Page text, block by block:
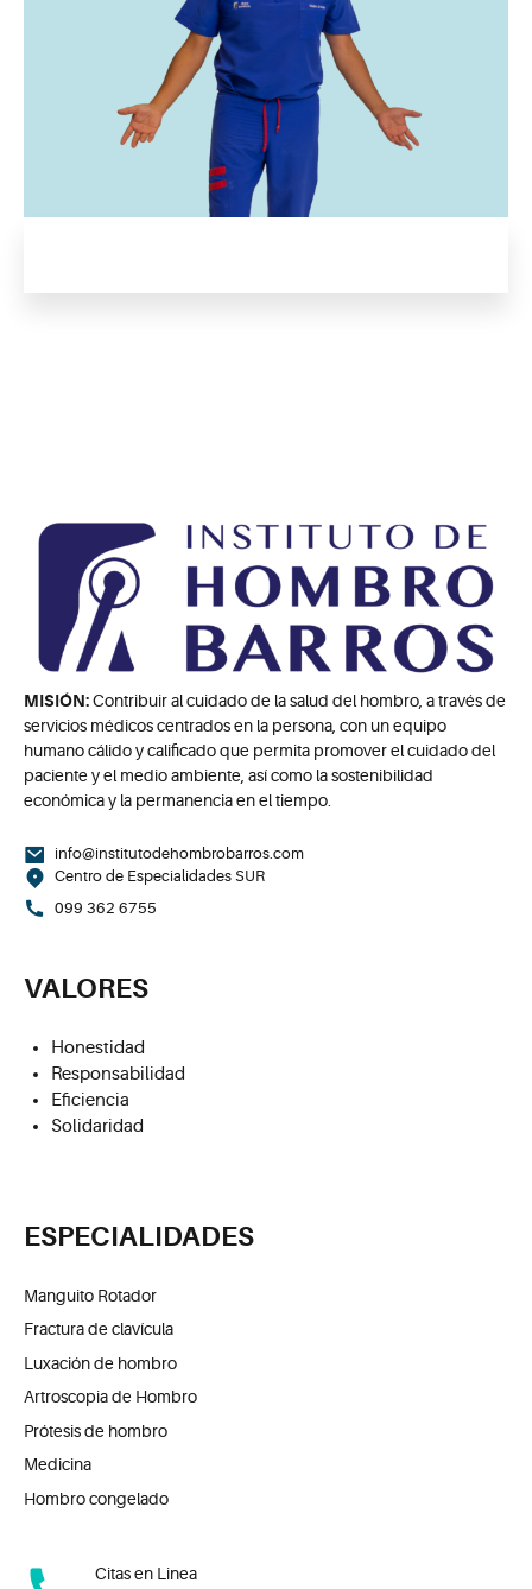
MISIÓN:Contribuir al cuidado de la salud del hombro, a través de
servicios médicos centrados en la persona, con un equipo
humano cálido y calificado que permita promover el cuidado del
paciente y el medio ambiente, así como la sostenibilidad
económica y la permanencia en el tiempo.
info@institutodehombrobarros.com
Centro de Especialidades SUR
099 362 6755
VALORES
Honestidad
Responsabilidad
Eficiencia
Solidaridad
ESPECIALIDADES
Manguito Rotador
Fractura de clavícula
Luxación de hombro
Artroscopia de Hombro
Prótesis de hombro
Medicina
Hombro congelado
Citas en Linea